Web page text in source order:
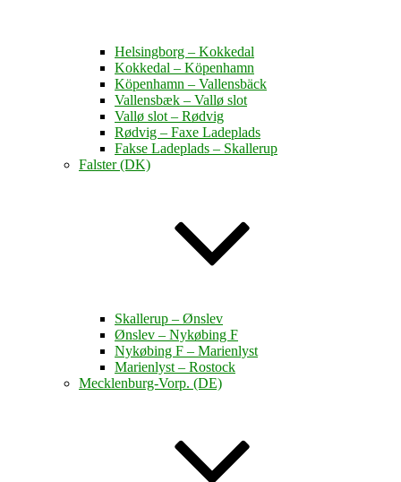
Helsingborg – Kokkedal
Kokkedal – Köpenhamn
Köpenhamn – Vallensbäck
Vallensbæk – Vallø slot
Vallø slot – Rødvig
Rødvig – Faxe Ladeplads
Fakse Ladeplads – Skallerup
Falster (DK)
Skallerup – Ønslev
Ønslev – Nykøbing F
Nykøbing F – Marienlyst
Marienlyst – Rostock
Mecklenburg-Vorp. (DE)